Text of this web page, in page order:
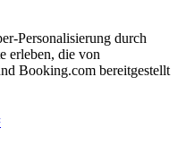
Personalisierung durch
erleben, die von
Booking.com bereitgestellt